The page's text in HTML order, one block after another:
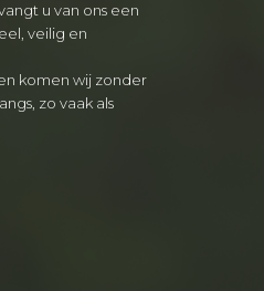
u van ons een
veilig en
komen wij zonder
zo vaak als